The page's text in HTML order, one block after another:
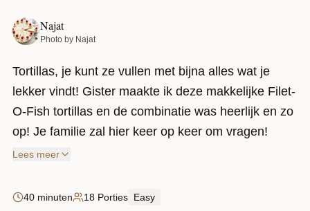
Najat
Photo by Najat
Tortillas, je kunt ze vullen met bijna alles wat je
lekker vindt! Gister maakte ik deze makkelijke Filet-
O-Fish tortillas en de combinatie was heerlijk en zo
op! Je familie zal hier keer op keer om vragen!
Lees meer
40 minuten 18 Porties Easy